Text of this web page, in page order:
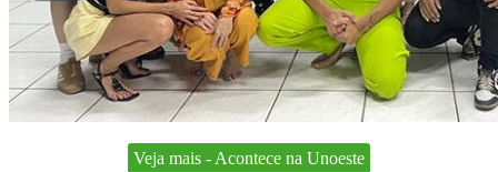
Veja mais - Acontece na Unoeste